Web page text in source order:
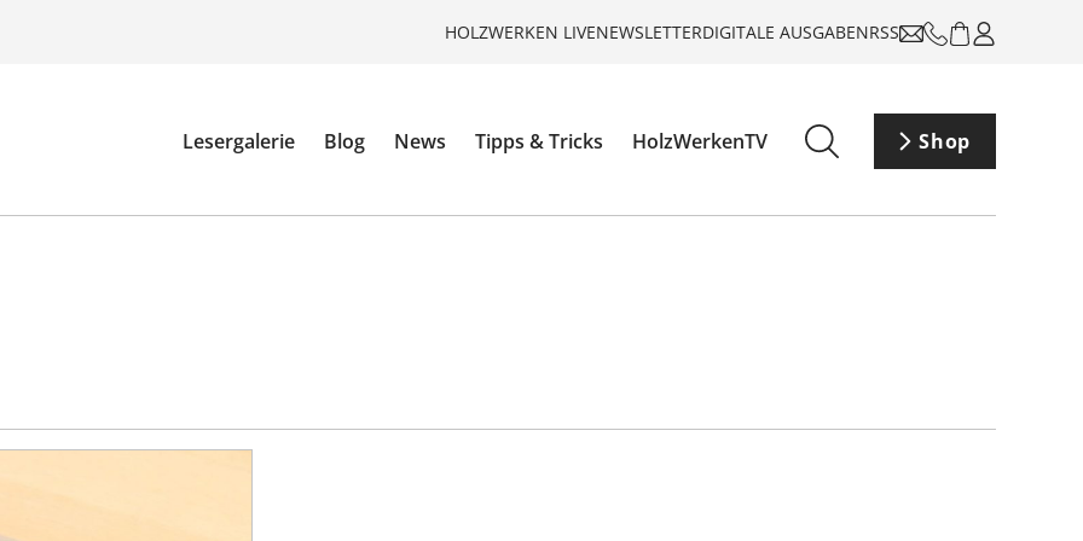
HOLZWERKEN LIVENEWSLETTERDIGITALE AUSGABENRSS
Lesergalerie Blog News Tipps & Tricks HolzWerkenTV Shop